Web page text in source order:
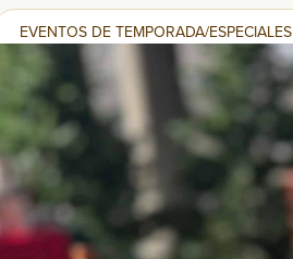
EVENTOS DE TEMPORADA/ESPECIALES